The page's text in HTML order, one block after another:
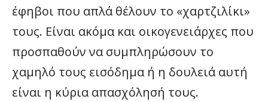
έφηβοι που απλά θέλουν το «χαρτζιλίκι»
τους. Είναι ακόμα και οικογενειάρχες που
προσπαθούν να συμπληρώσουν το
χαμηλό τους εισόδημα ή η δουλειά αυτή
είναι η κύρια απασχόλησή τους.